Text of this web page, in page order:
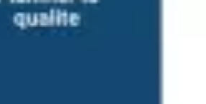
Activités SportivesParapente